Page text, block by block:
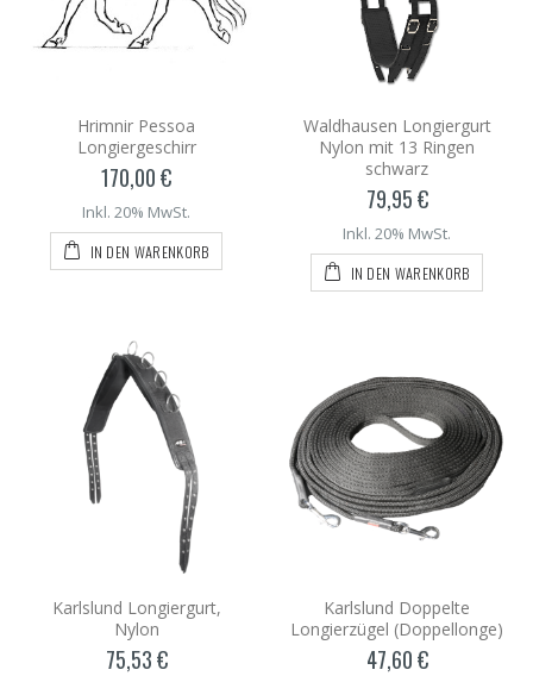
Hrimnir Pessoa
Longiergeschirr
170,00 €
Inkl. 20% MwSt.
IN DEN WARENKORB
Waldhausen Longiergurt
Nylon mit 13 Ringen
schwarz
79,95 €
Inkl. 20% MwSt.
IN DEN WARENKORB
Karlslund Longiergurt,
Nylon
75,53 €
Karlslund Doppelte
Longierzügel (Doppellonge)
47,60 €